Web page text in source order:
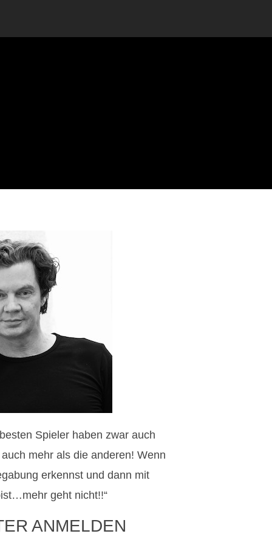
Spieler haben zwar auch
mehr als die anderen! Wenn
erkennst und dann mit
geht nicht!!“
ANMELDEN